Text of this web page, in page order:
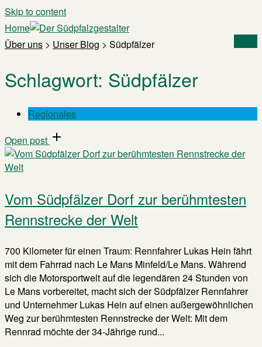
Skip to content
Home
Über uns > Unser Blog > Südpfälzer
Schlagwort: Südpfälzer
Regionales
Open post
Vom Südpfälzer Dorf zur berühmtesten
Rennstrecke der Welt
700 Kilometer für einen Traum: Rennfahrer Lukas Hein fährt
mit dem Fahrrad nach Le Mans Minfeld/Le Mans. Während
sich die Motorsportwelt auf die legendären 24 Stunden von
Le Mans vorbereitet, macht sich der Südpfälzer Rennfahrer
und Unternehmer Lukas Hein auf einen außergewöhnlichen
Weg zur berühmtesten Rennstrecke der Welt: Mit dem
Rennrad möchte der 34-Jährige rund...